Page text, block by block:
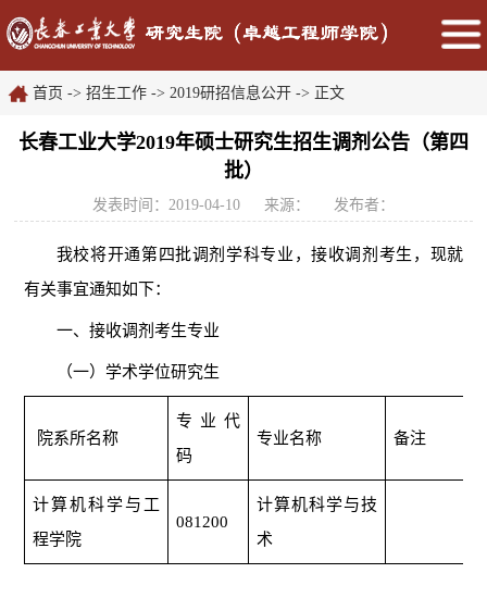
首页 -> 招生工作 -> 2019研招信息公开 -> 正文
长春工业大学2019年硕士研究生招生调剂公告（第四
批）
发表时间：2019-04-10 来源： 发布者：
我校将开通第四批调剂学科专业，接收调剂考生，现就
有关事宜通知如下：
一、接收调剂考生专业
（一）学术学位研究生
院系所名称
专业代
码
专业名称 备注
计算机科学与工
程学院
081200
计算机科学与技
术